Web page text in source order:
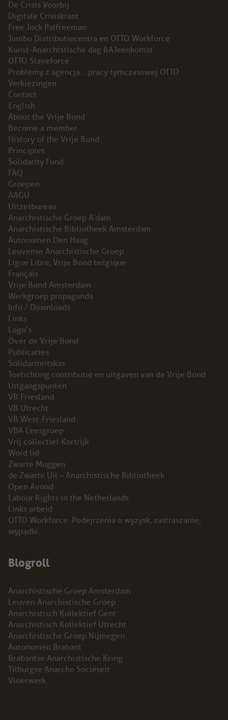
De Crisis Voorbij
Digitale Crisiskrant
Free Jock Palfreeman
Jumbo Distributiecentra en OTTO Workforce
Kunst-Anarchistische dag BAJeenkomst
OTTO Slaveforce
Problemy z agencja… pracy tymczasowej OTTO
Verkiezingen
Contact
English
About the Vrije Bond
Become a member
History of the Vrije Bond
Principles
Solidarity Fund
FAQ
Groepen
AAGU
Uitzetbureau
Anarchistische Groep A’dam
Anarchistische Bibliotheek Amsterdam
Autonomen Den Haag
Leuvense Anarchistische Groep
Ligue Libre, Vrije Bond belgique
Français
Vrije Bond Amsterdam
Werkgroep propaganda
Info / Downloads
Links
Logo’s
Over de Vrije Bond
Publicaties
Solidariteitskas
Toelichting contributie en uitgaven van de Vrije Bond
Uitgangspunten
VB Friesland
VB Utrecht
VB West-Friesland
VBA Leesgroep
Vrij collectief Kortrijk
Word lid
Zwarte Muggen
de Zwarte Uil – Anarchistische Bibliotheek
Open Avond
Labour Rights in the Netherlands
Links arbeid
OTTO Workforce. Podejrzenia o wyzysk, zastraszanie,
wypadki.
Blogroll
Anarchistische Groep Amsterdam
Leuven Anarchistische Groep
Anarchistisch Kollektief Gent
Anarchistisch Kollektief Utrecht
Anarchistische Groep Nijmegen
Autonomen Brabant
Brabantse Anarchistische Kring
Tilburgse Anarcho Sociëteit
Vloerwerk